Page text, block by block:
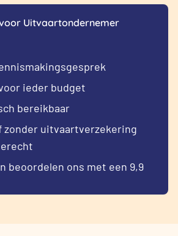
Uitvaartondernemer
ieder budget
bereikbaar
zonder uitvaartverzekering
beoordelen ons met een 9,9